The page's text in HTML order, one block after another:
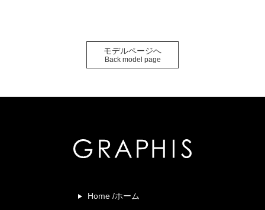
モデルページへ
Back model page
Home /ホーム